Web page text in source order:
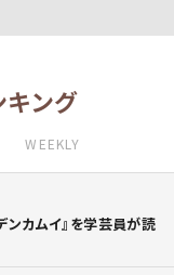
ング
WEEKLY
ンカムイ』を学芸員が読